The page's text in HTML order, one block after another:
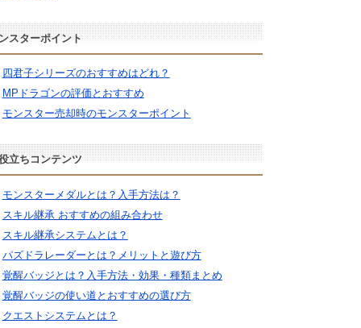
スターポイント
四君子シリーズのおすすめはどれ？
MPドラゴンの評価とおすすめ
モンスター売却時のモンスターポイント
立ちコンテンツ
モンスターメダルとは？入手方法は？
スキル継承 おすすめの組み合わせ
スキル継承システムとは？
パズドラレーダーとは？メリットと遊び方
覚醒バッジとは？入手方法・効果・種類まとめ
覚醒バッジの使い道とおすすめの選び方
クエストシステムとは？